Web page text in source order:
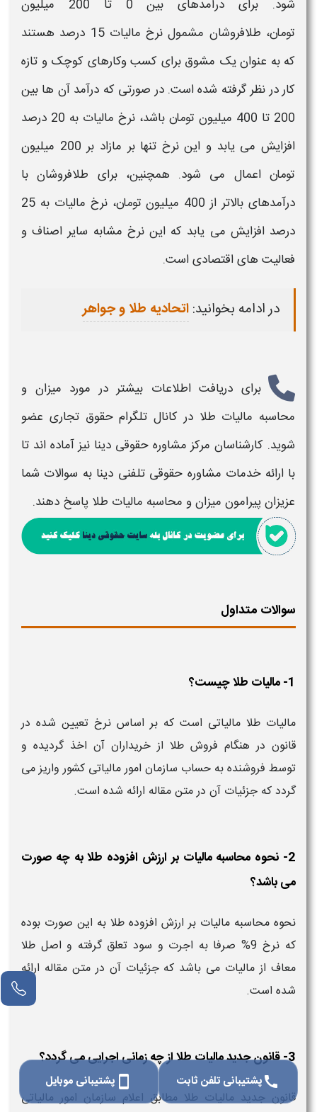
شود. برای درآمدهای بین 0 تا 200 میلیون
تومان، طلافروشان
مشمول نرخ مالیات 15 درصد هستند
که به عنوان یک مشوق برای کسب وکارهای کوچک و تازه
کار در نظر گرفته شده است. در صورتی که درآمد آن ها بین
200 تا 400 میلیون تومان باشد، نرخ مالیات به 20 درصد
افزایش می یابد و این نرخ تنها بر مازاد بر 200 میلیون
تومان اعمال می شود. همچنین، برای طلافروشان با
درآمدهای بالاتر از 400 میلیون تومان، نرخ مالیات به 25
درصد افزایش می یابد که این نرخ مشابه سایر اصناف و
فعالیت های اقتصادی است.
در ادامه بخوانید:اتحادیه طلا و جواهر
برای دریافت اطلاعات بیشتر در مورد میزان و
محاسبه مالیات طلادر کانال تلگرام حقوق تجاری عضو
شوید. کارشناسان مرکز مشاوره حقوقی دینا نیز آماده اند تا
با ارائه خدمات مشاوره حقوقی تلفنی دینا به سوالات شما
عزیزان پیرامون میزان و محاسبه مالیات طلا پاسخ دهند.
سوالات متداول
1- مالیات طلا چیست؟
مالیات طلا مالیاتی است که بر اساس نرخ تعیین شده در
قانون در هنگام فروش طلا از خریداران آن اخذ گردیده و
توسط فروشنده به حساب سازمان امور مالیاتی کشور واریز می
گردد که جزئیات آن در متن مقاله ارائه شده است.
2- نحوه محاسبه مالیات بر ارزش افزوده طلا به چه صورت
می باشد؟
نحوه محاسبه مالیات بر ارزش افزوده طلا به این صورت بوده
که نرخ 9% صرفا به اجرت و سود تعلق گرفته و اصل طلا
معاف از مالیات می باشد که جزئیات آن در متن مقاله ارائه
شده است.
3- قانون جدید مالیات طلا از چه زمانی اجرایی می گردد؟
قانون جدید مالیات طلا مطابق اعلام سازمان امور مالیاتی
callپشتیبانی تلفن ثابت smartphone پشتیبانی موبایل